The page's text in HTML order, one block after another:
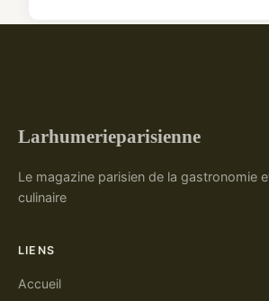
Larhumerieparisienne
Le magazine parisien de la gastronomie
culinaire
LIENS
Accueil